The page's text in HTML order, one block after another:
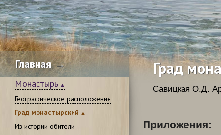
Главная →
Монастырь
Географическое расположение
Град монастырский
Из истории обители
Град
Савицкая О.Д.
Приложения: